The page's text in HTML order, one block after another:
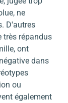
ne
D'autres
très répandus
ont
dans
ou
également